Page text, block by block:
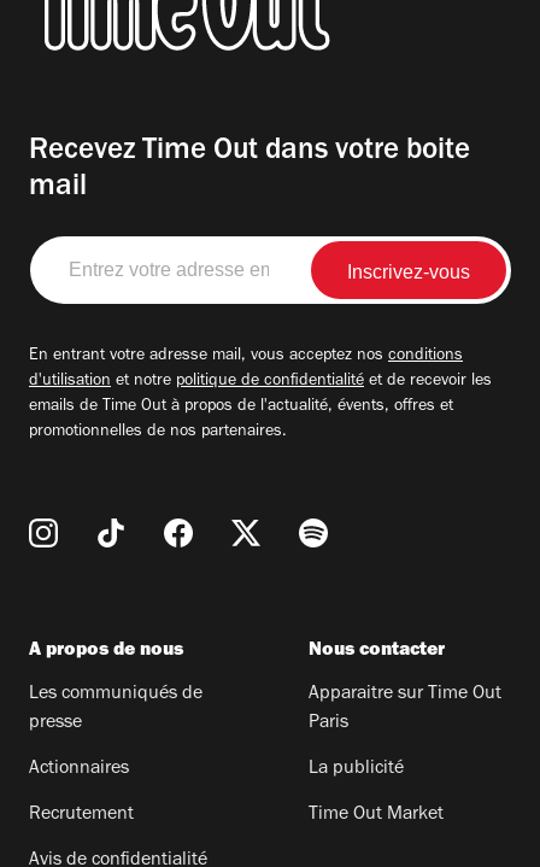
Recevez Time Out dans votre boite
mail
Entrez
votre
adresse
En entrant votre adresse mail, vous acceptez nos conditions
d'utilisation et notre politique de confidentialité et de recevoir les
emails de Time Out à propos de l'actualité, évents, offres et
promotionnelles de nos partenaires.
A propos de nous
Les communiqués de
presse
Actionnaires
Recrutement
Avis de confidentialité
Nous contacter
Apparaitre sur Time Out
Paris
La publicité
Time Out Market